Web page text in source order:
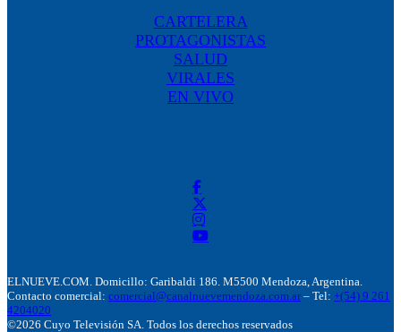
CARTELERA
PROTAGONISTAS
SALUD
VIRALES
EN VIVO
ELNUEVE.COM. Domicillo: Garibaldi 186. M5500 Mendoza, Argentina.
Contacto comercial: comercial@canalnuevemendoza.com.ar – Tel: +(54) 9 261
4204020
©2026 Cuyo Televisión SA. Todos los derechos reservados